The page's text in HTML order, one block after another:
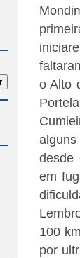
o Alto
desde
em
100
por